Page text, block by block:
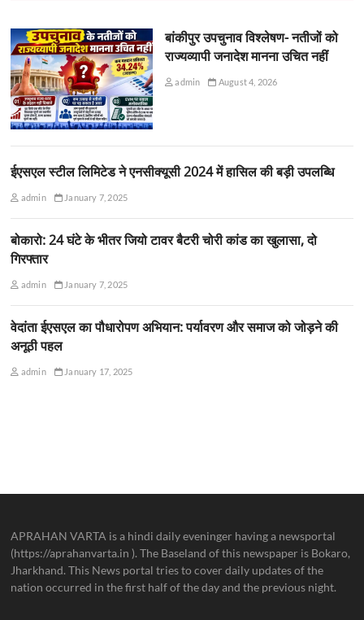
बांकीपुर उपचुनाव विश्लेषण- नतीजों को
राज्यव्यापी जनादेश मानना उचित नहीं
admin August 4, 2026
ईएसएल स्टील लिमिटेड ने एनसीक्यूसी 2024 में हासिल की बड़ी उपलब्धि
admin January 7, 2025
बोकारो: 24 घंटे के भीतर जियो टावर बैटरी चोरी कांड का खुलासा, दो
गिरफ्तार
admin January 7, 2025
वेदांता ईएसएल का पौधारोपण अभियान: पर्यावरण और समाज को जोड़ने की
अनूठी पहल
admin January 17, 2025
APRAHAN VARTA is a hindi daily eveninger having a newsportal
(https://aprahanvarta.in ). The Baseland of this newspaper is Bokaro,
Jharkhand. This News portal tries to cover daily updates of the
nation occurred in the first half of the day and the previous night.